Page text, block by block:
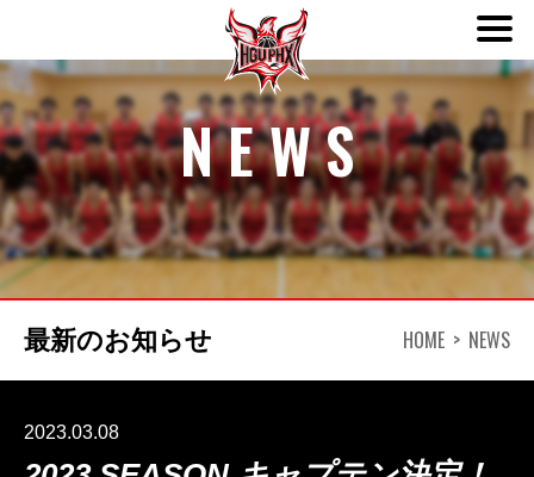
ABOUT
TEAM
SCHEDULE
NEWS
NEWS
最新のお知らせ HOME NEWS
2023.03.08